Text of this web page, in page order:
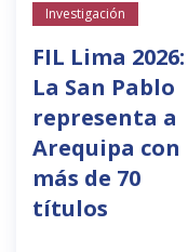
Investigación
FIL Lima 2026:
La San Pablo
representa a
Arequipa con
más de 70
títulos